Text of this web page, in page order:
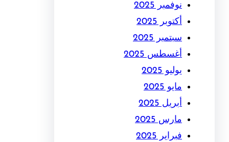
نوفمبر 2025
أكتوبر 2025
سبتمبر 2025
أغسطس 2025
يوليو 2025
مايو 2025
أبريل 2025
مارس 2025
فبراير 2025